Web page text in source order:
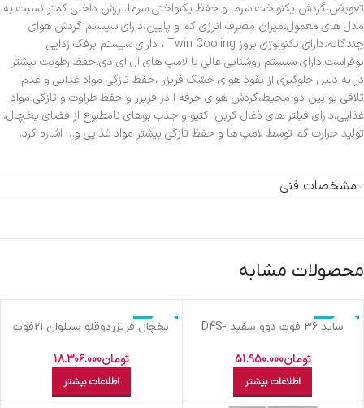
تعویض،گردش یکنواخت سرما و حفظ یکنواختی سرما،لرزش داخلی کمتر نسبت به
مدل های معمول،میزان مصرف انرژی کم و پایین،دارای سیستم گردش هوای
چندگانه،دارای تکنولوژی بروز Twin Cooling
، دارای سیستم برفک زدایی
نوفراست،دارای سیستم روشنایی عالی با لامپ های ال ای دی،حفظ رطوبت بیشتر
در به دلیل جلوگیری از نفوذ هوای خشک فریزر ،حفظ تازگی مواد غذایی و عدم
تلاقی بو بین دو محیط،گردش هوای حرفه ا در فریزر و حفظ طراوت و تازگی مواد
غذایی،دارای فیلتر های ذغال کربن اکتیو و جذب بوهای نامطبوع از فضای یخچال،
تولید حرارت کم توسط لامپ ها و حفظ تازگی بیشتر مواد غذایی و… اشاره کرد.
مشخصات فنی
محصولات مشابه
اتمام موجودی
سايد 36 فوت دوو سفيد D4S-
تومان51.950.000
اطلاعات بیشتر
اتمام موجودی
يخچال فريزردوقلو سيلوان 21فوت
تومان18.306.000
اطلاعات بیشتر